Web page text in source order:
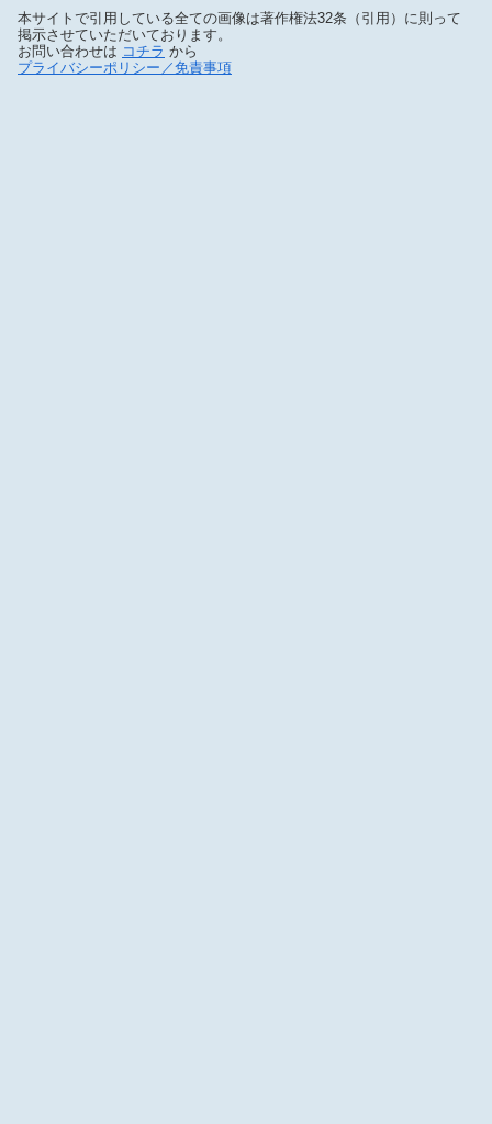
本サイトで引用している全ての画像は著作権法32条（引用）に則って
掲示させていただいております。
お問い合わせは コチラ から
プライバシーポリシー／免責事項